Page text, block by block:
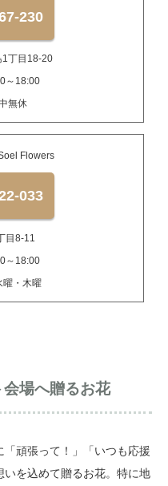
230
1丁目18-20
～18:00
無休
Flowers
033
目8-11
～18:00
曜・木曜
場へ贈るお花
頑張って！」「いつも応援
いを込めて贈るお花。特に地